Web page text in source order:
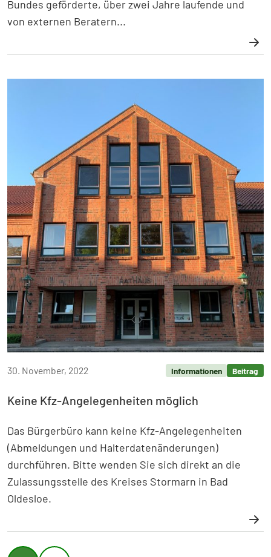
Bundes geförderte, über zwei Jahre laufende und
von externen Beratern...
Weiterlesen: Abschlussbericht zum Klimaschutz
30. November, 2022 Informationen Beitrag
Keine Kfz-Angelegenheiten möglich
Das Bürgerbüro kann keine Kfz-Angelegenheiten
(Abmeldungen und Halterdatenänderungen)
durchführen. Bitte wenden Sie sich direkt an die
Zulassungsstelle des Kreises Stormarn in Bad
Oldesloe.
Weiterlesen: Keine Kfz-Angelegenheiten möglich
Seitennavigation